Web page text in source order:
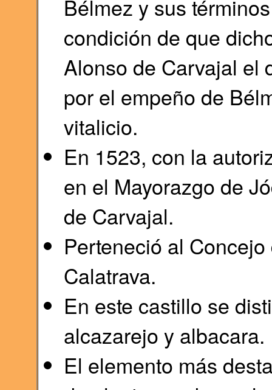
Bélmez y sus
condición de que
Alonso de Carvajal el
por el empeño de
vitalicio.
En 1523, con la
en el Mayorazgo de
de Carvajal.
Perteneció al
Calatrava.
En este castillo se
alcazarejo y albacara.
El elemento más